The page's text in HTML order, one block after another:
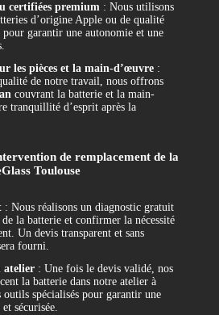
certifiées premium : Nous utilisons
d’origine Apple ou de qualité
garantir une autonomie et une
les pièces et la main-d’œuvre :
de notre travail, nous offrons
couvrant la batterie et la main-
tranquillité d’esprit après la
de remplacement de la
Toulouse
: Nous réalisons un diagnostic gratuit
la batterie et confirmer la nécessité
Un devis transparent et sans
fourni.
atelier : Une fois le devis validé, nos
la batterie dans notre atelier à
outils spécialisés pour garantir une
sécurisée.